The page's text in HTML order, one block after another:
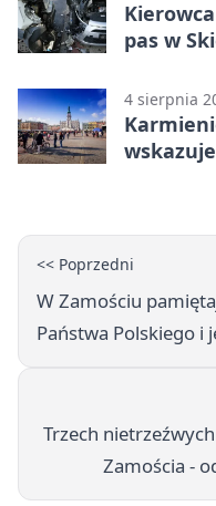
pas w
4 sierpnia
<< Poprzedni
W Zamościu
Państwa Polskiego i
Trzech
Zamościa -